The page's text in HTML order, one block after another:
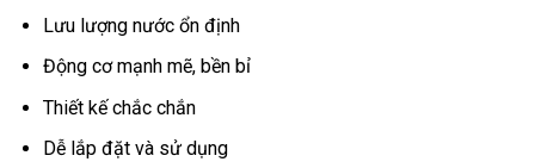
Lưu lượng nước ổn định
Động cơ mạnh mẽ, bền bỉ
Thiết kế chắc chắn
Dễ lắp đặt và sử dụng